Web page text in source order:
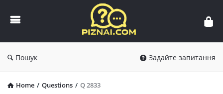
Пізнай.com
Пошук Задайте запитання
Home / Questions / Q 2833